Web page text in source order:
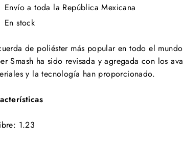
Envío a toda la República Mexicana
En stock
de poliéster más popular en todo el
Smash ha sido revisada y agregada con los
y la tecnología han proporcionado.
1.23